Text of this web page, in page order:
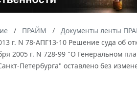
ПРАЙМ Документы ленты
г. N 78-АПГ13-10 Решение суда об
2005 г. N 728-99 "О Генеральном
Петербурга" оставлено без